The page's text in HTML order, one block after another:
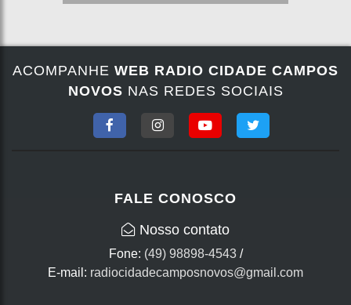
ACOMPANHE WEB RADIO CIDADE CAMPOS
NOVOS NAS REDES SOCIAIS
FALE CONOSCO
Nosso contato
Fone: (49) 98898-4543/
E-mail: radiocidadecamposnovos@gmail.com